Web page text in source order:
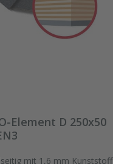
Element D 250x50
mit 1,6 mm Kunststoff